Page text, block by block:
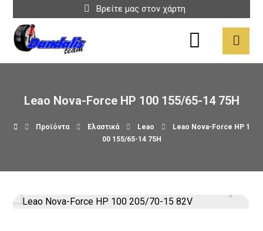
Βρείτε μας στον χάρτη
Leao Nova-Force HP 100 155/65-14 75H
Προϊόντα Ελαστικά Leao
Leao Nova-Force HP 1
00 155/65-14 75H